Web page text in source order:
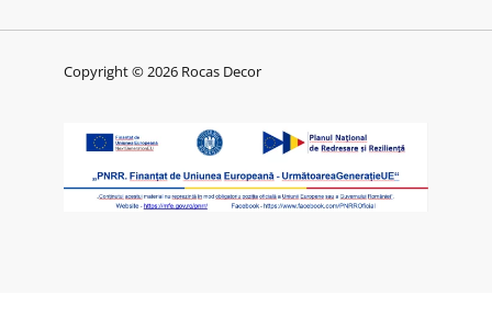
Copyright © 2026 Rocas Decor